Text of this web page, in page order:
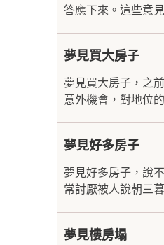
答應下來。這些意
夢見買大房子
夢見買大房子，之
意外機會，對地位
夢見好多房子
夢見好多房子，說
常討厭被人說朝三
夢見樓房塌